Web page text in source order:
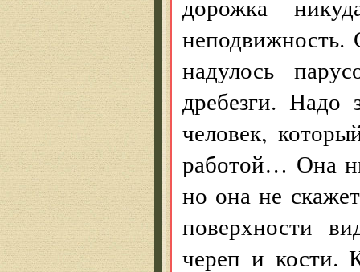
дорожка
неподвижность.
надулось
дребезги. Надо
человек,
работой… Она
но она не
поверхности
череп и кости.